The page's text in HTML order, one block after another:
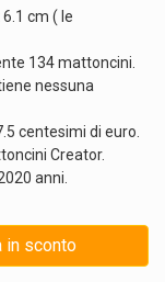
cm ( le
134 mattoncini.
nessuna
centesimi di euro.
Creator.
anni.
in sconto